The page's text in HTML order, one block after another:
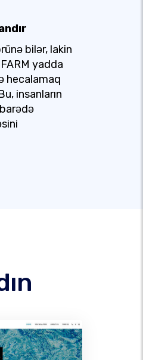
bilər, lakin
yadda
hecalamaq
insanların